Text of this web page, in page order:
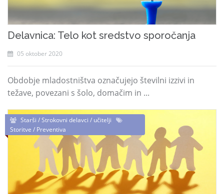
Delavnica: Telo kot sredstvo sporočanja
05 oktober 2020
Obdobje mladostništva označujejo številni izzivi in
težave, povezani s šolo, domačim in ...
Starši / Strokovni delavci / učitelji
Storitve / Preventiva